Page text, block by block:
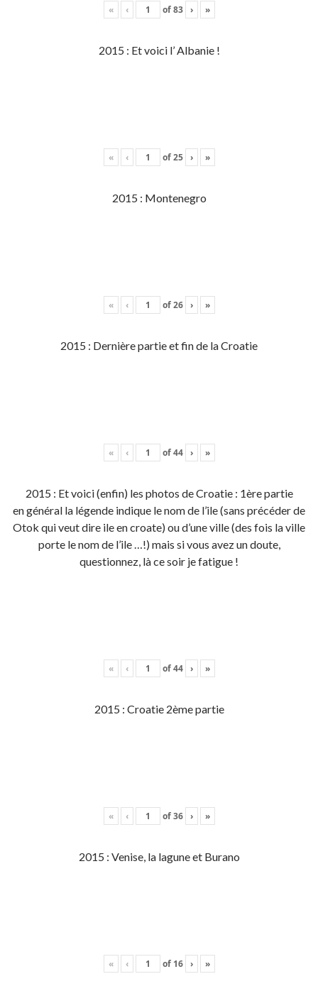
« ‹ of83 › »
2015 : Et voici l’ Albanie !
« ‹ of25 › »
2015 : Montenegro
« ‹ of26 › »
2015 : Dernière partie et fin de la Croatie
« ‹ of44 › »
2015 : Et voici (enfin) les photos de Croatie : 1ère partie
en général la légende indique le nom de l’ile (sans précéder de
Otok qui veut dire ile en croate) ou d’une ville (des fois la ville
porte le nom de l’ile …!) mais si vous avez un doute,
questionnez, là ce soir je fatigue !
« ‹ of44 › »
2015 : Croatie 2ème partie
« ‹ of36 › »
2015 : Venise, la lagune et Burano
« ‹ of 16 › »